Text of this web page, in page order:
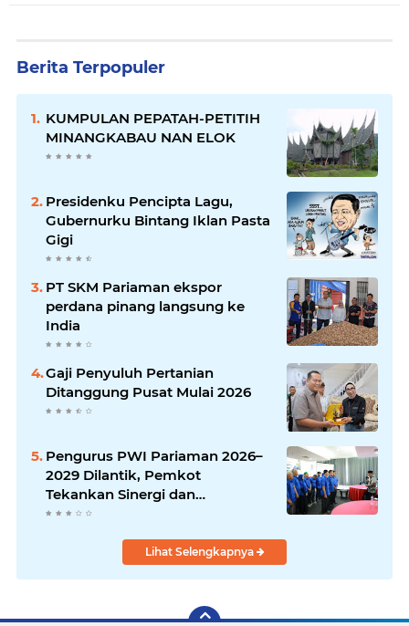
Berita Terpopuler
KUMPULAN PEPATAH-PETITIH
MINANGKABAU NAN ELOK
Presidenku Pencipta Lagu,
Gubernurku Bintang Iklan Pasta
Gigi
PT SKM Pariaman ekspor
perdana pinang langsung ke
India
Gaji Penyuluh Pertanian
Ditanggung Pusat Mulai 2026
Pengurus PWI Pariaman 2026–
2029 Dilantik, Pemkot
Tekankan Sinergi dan
Profesionalisme Pers
Lihat Selengkapnya